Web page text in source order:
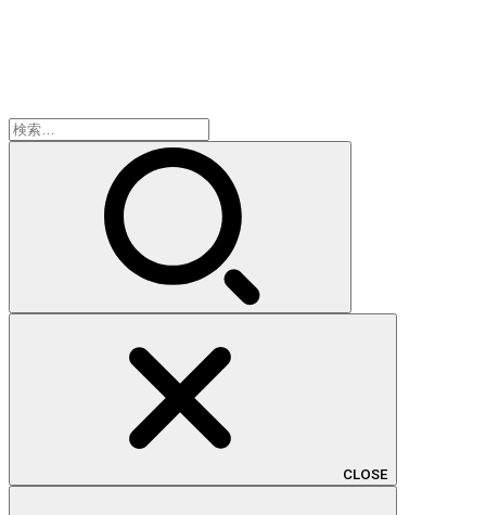
検
索:
CLOSE